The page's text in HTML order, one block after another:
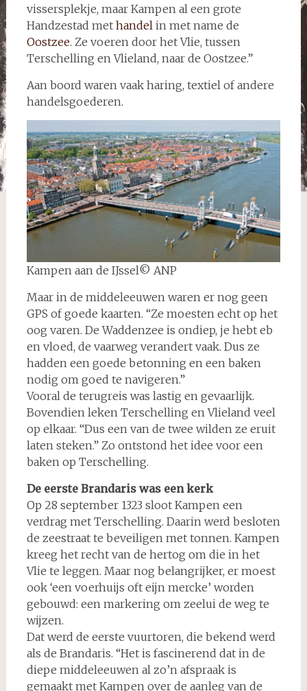
vissersplekje, maar Kampen al een grote
Handzestad met handel in met name de
Oostzee. Ze voeren door het Vlie, tussen
Terschelling en Vlieland, naar de Oostzee.”
Aan boord waren vaak haring, textiel of andere
handelsgoederen.
Kampen aan de IJssel© ANP
Maar in de middeleeuwen waren er nog geen
GPS of goede kaarten. “Ze moesten echt op het
oog varen. De Waddenzee is ondiep, je hebt eb
en vloed, de vaarweg verandert vaak. Dus ze
hadden een goede betonning en een baken
nodig om goed te navigeren.”
Vooral de terugreis was lastig en gevaarlijk.
Bovendien leken Terschelling en Vlieland veel
op elkaar. “Dus een van de twee wilden ze eruit
laten steken.” Zo ontstond het idee voor een
baken op Terschelling.
De eerste Brandaris was een kerk
Op 28 september 1323 sloot Kampen een
verdrag met Terschelling. Daarin werd besloten
de zeestraat te beveiligen met tonnen. Kampen
kreeg het recht van de hertog om die in het
Vlie te leggen. Maar nog belangrijker, er moest
ook ‘een voerhuijs oft eijn mercke’ worden
gebouwd: een markering om zeelui de weg te
wijzen.
Dat werd de eerste vuurtoren, die bekend werd
als de Brandaris. “Het is fascinerend dat in de
diepe middeleeuwen al zo’n afspraak is
gemaakt met Kampen over de aanleg van de